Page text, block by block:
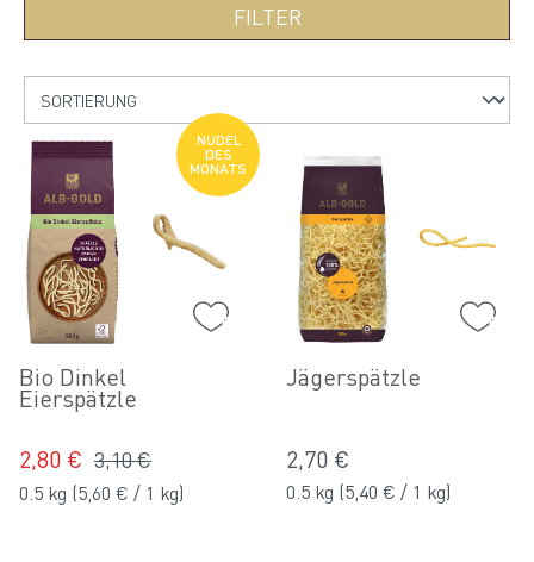
FILTER
NUDEL
DES
MONATS
Bio Dinkel
Eierspätzle
2,80 € 3,10 €
0.5 kg (5,60 € / 1 kg)
Jägerspätzle
2,70 €
0.5 kg (5,40 € / 1 kg)